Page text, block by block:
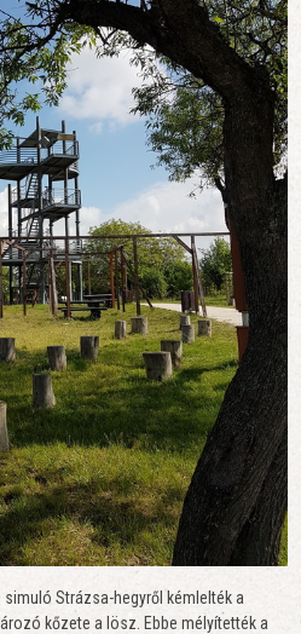
Strázsa-hegyről kémlelték a
kőzete a lösz. Ebbe mélyítették a